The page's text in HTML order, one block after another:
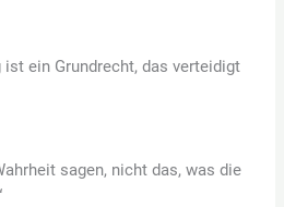
ist ein Grundrecht, das verteidigt
sagen, nicht das, was die